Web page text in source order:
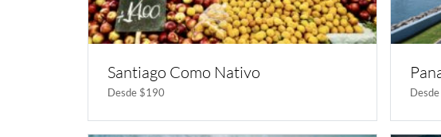
Santiago Como Nativo
Desde $190